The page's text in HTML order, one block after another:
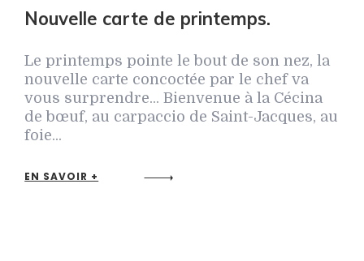
Nouvelle carte de printemps.
Le printemps pointe le bout de son nez, la
nouvelle carte concoctée par le chef va
vous surprendre... Bienvenue à la Cécina
de bœuf, au carpaccio de Saint-Jacques, au
foie...
EN SAVOIR +